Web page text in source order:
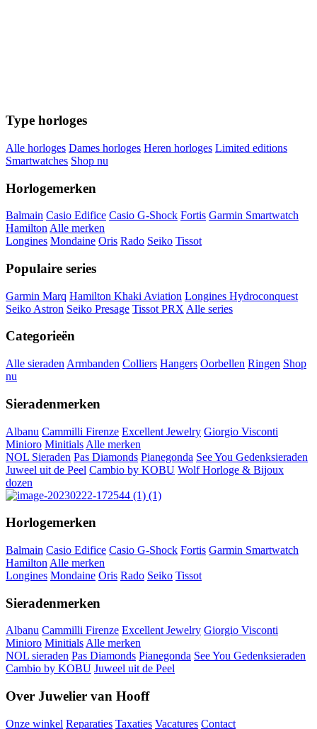
Type horloges
Alle horloges Dames horloges Heren horloges Limited editions
Smartwatches Shop nu
Horlogemerken
Balmain Casio Edifice Casio G-Shock Fortis Garmin Smartwatch
Hamilton Alle merken
Longines Mondaine Oris Rado Seiko Tissot
Populaire series
Garmin Marq Hamilton Khaki Aviation Longines Hydroconquest
Seiko Astron Seiko Presage Tissot PRX Alle series
Categorieën
Alle sieraden Armbanden Colliers Hangers Oorbellen Ringen Shop
nu
Sieradenmerken
Albanu Cammilli Firenze Excellent Jewelry Giorgio Visconti
Minioro Minitials Alle merken
NOL Sieraden Pas Diamonds Pianegonda See You Gedenksieraden
Juweel uit de Peel Cambio by KOBU Wolf Horloge & Bijoux
dozen
Horlogemerken
Balmain Casio Edifice Casio G-Shock Fortis Garmin Smartwatch
Hamilton Alle merken
Longines Mondaine Oris Rado Seiko Tissot
Sieradenmerken
Albanu Cammilli Firenze Excellent Jewelry Giorgio Visconti
Minioro MinitialsAlle merken
NOL sieraden Pas Diamonds Pianegonda See You Gedenksieraden
Cambio by KOBU Juweel uit de Peel
Over Juwelier van Hooff
Onze winkel Reparaties Taxaties Vacatures Contact